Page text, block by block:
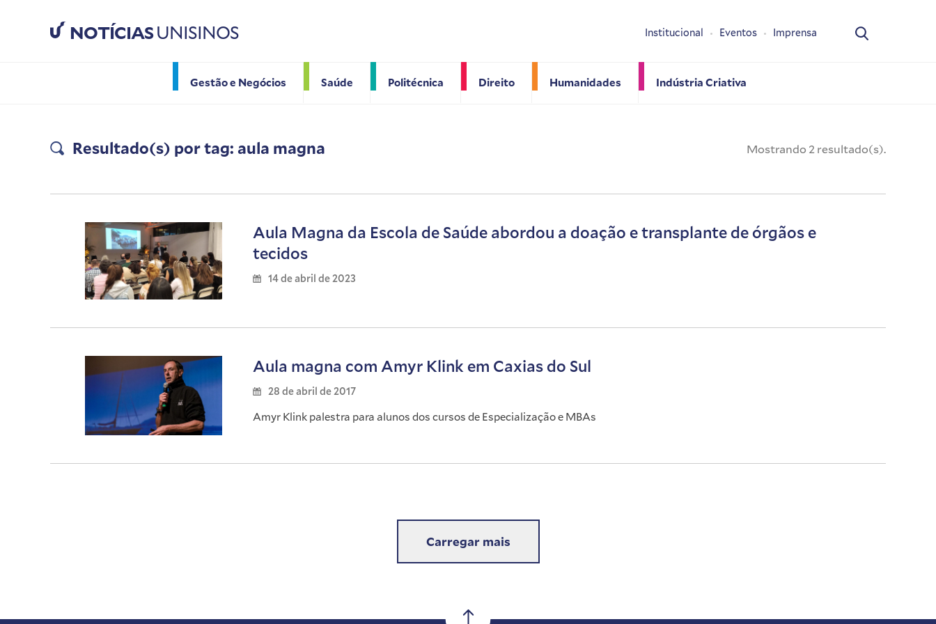
NOTÍCIASUNISINOS
Gestão e Negócios Saúde Politécnica Direito Humanidades Indústria Criativa
Institucional Eventos Imprensa
Resultado(s) por tag: aula magna Mostrando 2 resultado(s).
Aula Magna da Escola de Saúde abordou a doação e transplante de órgãos e
tecidos
14 de abril de 2023
Aula magna com Amyr Klink em Caxias do Sul
28 de abril de 2017
Amyr Klink palestra para alunos dos cursos de Especialização e MBAs
Carregar mais